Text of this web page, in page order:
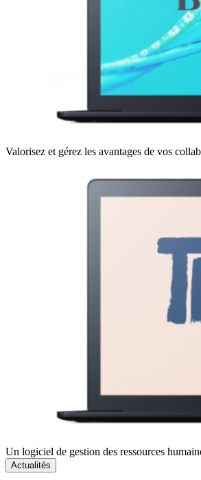
Valorisez et gérez les avantages de vos
Un logiciel de gestion des ressources
Actualités